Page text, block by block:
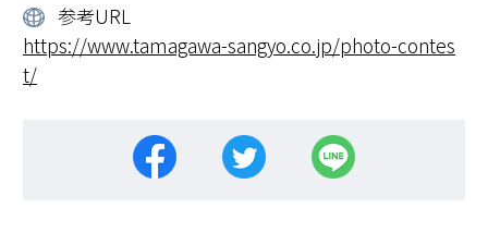
参考URL
https://www.tamagawa-sangyo.co.jp/photo-contes
t/